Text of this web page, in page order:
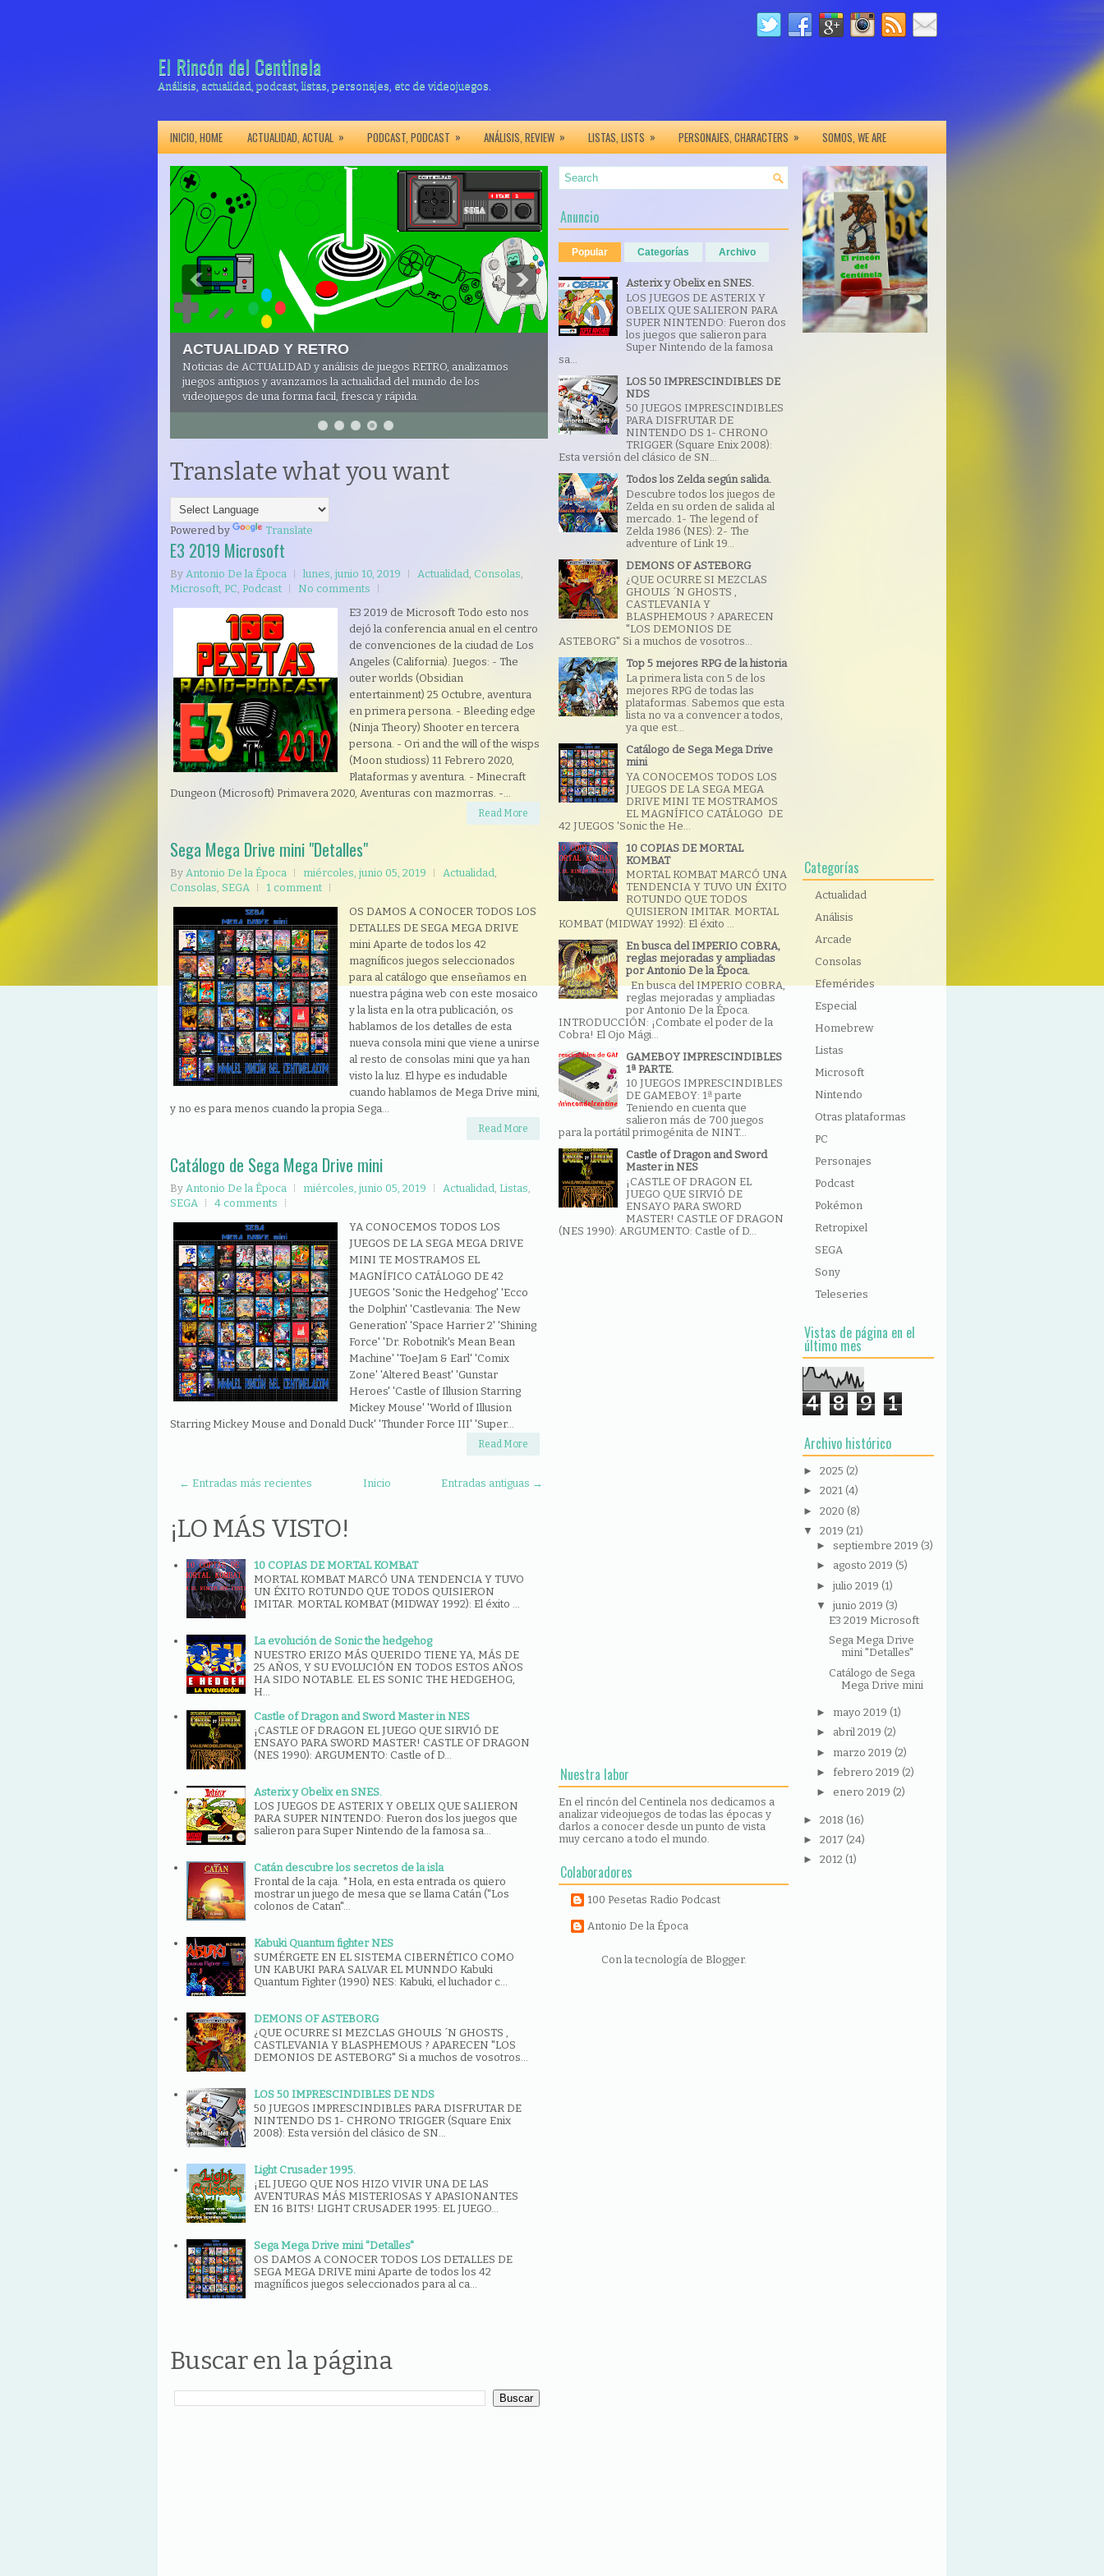
El Rincón del Centinela
Análisis, actualidad, podcast, listas, personajes, etc de videojuegos.
INICIO, HOME ACTUALIDAD, ACTUAL » PODCAST, PODCAST » ANÁLISIS, REVIEW » LISTAS, LISTS » PERSONAJES, CHARACTERS » SOMOS, WE ARE
ACTUALIDAD Y RETRO
Noticias de ACTUALIDAD y análisis de juegos RETRO, analizamos
juegos antiguos y avanzamos la actualidad del mundo de los
videojuegos de una forma facil, fresca y rápida.
Translate what you want
Powered by Translate
E3 2019 Microsoft
By Antonio De la Época lunes, junio 10, 2019 Actualidad Consolas
Microsoft PC Podcast
No comments
E3 2019 de Microsoft Todo esto nos
dejó la conferencia anual en el centro
de convenciones de la ciudad de Los
Angeles (California). Juegos: - The
outer worlds (Obsidian
entertainment) 25 Octubre, aventura
en primera persona. - Bleeding edge
(Ninja Theory) Shooter en tercera
persona. - Ori and the will of the wisps
(Moon studioss) 11 Febrero 2020,
Plataformas y aventura. - Minecraft
Dungeon (Microsoft) Primavera 2020, Aventuras con mazmorras. -...
Read More
Sega Mega Drive mini "Detalles"
By Antonio De la Época miércoles, junio 05, 2019 Actualidad
Consolas SEGA
1 comment
OS DAMOS A CONOCER TODOS LOS
DETALLES DE SEGA MEGA DRIVE
mini Aparte de todos los 42
magníficos juegos seleccionados
para al catálogo que enseñamos en
nuestra página web con este mosaico
y la lista en la otra publicación, os
hablamos de los detalles de esta
nueva consola mini que viene a unirse
al resto de consolas mini que ya han
visto la luz. El hype es indudable
cuando hablamos de Mega Drive mini,
y no es para menos cuando la propia Sega...
Read More
Catálogo de Sega Mega Drive mini
By Antonio De la Época miércoles, junio 05, 2019 Actualidad Listas
SEGA
4 comments
YA CONOCEMOS TODOS LOS
JUEGOS DE LA SEGA MEGA DRIVE
MINI TE MOSTRAMOS EL
MAGNÍFICO CATÁLOGO DE 42
JUEGOS 'Sonic the Hedgehog' 'Ecco
the Dolphin' 'Castlevania: The New
Generation' 'Space Harrier 2' 'Shining
Force' 'Dr. Robotnik's Mean Bean
Machine' 'ToeJam & Earl' 'Comix
Zone' 'Altered Beast' 'Gunstar
Heroes' 'Castle of Illusion Starring
Mickey Mouse' 'World of Illusion
Starring Mickey Mouse and Donald Duck' 'Thunder Force III' 'Super...
Read More
← Entradas más recientes Entradas antiguas →
Inicio
¡LO MÁS VISTO!
10 COPIAS DE MORTAL KOMBAT
MORTAL KOMBAT MARCÓ UNA TENDENCIA Y TUVO
UN ÉXITO ROTUNDO QUE TODOS QUISIERON
IMITAR. MORTAL KOMBAT (MIDWAY 1992): El éxito ...
La evolución de Sonic the hedgehog
NUESTRO ERIZO MÁS QUERIDO TIENE YA, MÁS DE
25 AÑOS, Y SU EVOLUCIÓN EN TODOS ESTOS AÑOS
HA SIDO NOTABLE. EL ES SONIC THE HEDGEHOG,
H...
Castle of Dragon and Sword Master in NES
¡CASTLE OF DRAGON EL JUEGO QUE SIRVIÓ DE
ENSAYO PARA SWORD MASTER! CASTLE OF DRAGON
(NES 1990): ARGUMENTO: Castle of D...
Asterix y Obelix en SNES.
LOS JUEGOS DE ASTERIX Y OBELIX QUE SALIERON
PARA SUPER NINTENDO: Fueron dos los juegos que
salieron para Super Nintendo de la famosa sa...
Catán descubre los secretos de la isla
Frontal de la caja. *Hola, en esta entrada os quiero
mostrar un juego de mesa que se llama Catán ("Los
colonos de Catan"...
Kabuki Quantum fighter NES
SUMÉRGETE EN EL SISTEMA CIBERNÉTICO COMO
UN KABUKI PARA SALVAR EL MUNNDO Kabuki
Quantum Fighter (1990) NES: Kabuki, el luchador c...
DEMONS OF ASTEBORG
¿QUE OCURRE SI MEZCLAS GHOULS ´N GHOSTS ,
CASTLEVANIA Y BLASPHEMOUS ? APARECEN "LOS
DEMONIOS DE ASTEBORG" Si a muchos de vosotros...
LOS 50 IMPRESCINDIBLES DE NDS
50 JUEGOS IMPRESCINDIBLES PARA DISFRUTAR DE
NINTENDO DS 1- CHRONO TRIGGER (Square Enix
2008): Esta versión del clásico de SN...
Light Crusader 1995.
¡EL JUEGO QUE NOS HIZO VIVIR UNA DE LAS
AVENTURAS MÁS MISTERIOSAS Y APASIONANTES
EN 16 BITS! LIGHT CRUSADER 1995: EL JUEGO...
Sega Mega Drive mini "Detalles"
OS DAMOS A CONOCER TODOS LOS DETALLES DE
SEGA MEGA DRIVE mini Aparte de todos los 42
magníficos juegos seleccionados para al ca...
Buscar en la página
Anuncio
Popular Categorías Archivo
Asterix y Obelix en SNES.
LOS JUEGOS DE ASTERIX Y
OBELIX QUE SALIERON PARA
SUPER NINTENDO: Fueron dos
los juegos que salieron para
Super Nintendo de la famosa
sa...
LOS 50 IMPRESCINDIBLES DE
NDS
50 JUEGOS IMPRESCINDIBLES
PARA DISFRUTAR DE
NINTENDO DS 1- CHRONO
TRIGGER (Square Enix 2008):
Esta versión del clásico de SN...
Todos los Zelda según salida.
Descubre todos los juegos de
Zelda en su orden de salida al
mercado. 1- The legend of
Zelda 1986 (NES): 2- The
adventure of Link 19...
DEMONS OF ASTEBORG
¿QUE OCURRE SI MEZCLAS
GHOULS ´N GHOSTS ,
CASTLEVANIA Y
BLASPHEMOUS ? APARECEN
"LOS DEMONIOS DE
ASTEBORG" Si a muchos de vosotros...
Top 5 mejores RPG de la historia
La primera lista con 5 de los
mejores RPG de todas las
plataformas. Sabemos que esta
lista no va a convencer a todos,
ya que est...
Catálogo de Sega Mega Drive
mini
YA CONOCEMOS TODOS LOS
JUEGOS DE LA SEGA MEGA
DRIVE MINI TE MOSTRAMOS
EL MAGNÍFICO CATÁLOGO DE
42 JUEGOS 'Sonic the He...
10 COPIAS DE MORTAL
KOMBAT
MORTAL KOMBAT MARCÓ UNA
TENDENCIA Y TUVO UN ÉXITO
ROTUNDO QUE TODOS
QUISIERON IMITAR. MORTAL
KOMBAT (MIDWAY 1992): El éxito ...
En busca del IMPERIO COBRA,
reglas mejoradas y ampliadas
por Antonio De la Época.
En busca del IMPERIO COBRA,
reglas mejoradas y ampliadas
por Antonio De la Época.
INTRODUCCIÓN: ¡Combate el poder de la
Cobra! El Ojo Mági...
GAMEBOY IMPRESCINDIBLES
1ª PARTE.
10 JUEGOS IMPRESCINDIBLES
DE GAMEBOY: 1ª parte
Teniendo en cuenta que
salieron más de 700 juegos
para la portátil primogénita de NINT...
Castle of Dragon and Sword
Master in NES
¡CASTLE OF DRAGON EL
JUEGO QUE SIRVIÓ DE
ENSAYO PARA SWORD
MASTER! CASTLE OF DRAGON
(NES 1990): ARGUMENTO: Castle of D...
Nuestra labor
En el rincón del Centinela nos dedicamos a
analizar videojuegos de todas las épocas y
darlos a conocer desde un punto de vista
muy cercano a todo el mundo.
Colaboradores
100 Pesetas Radio Podcast
Antonio De la Época
Con la tecnología de Blogger.
Categorías
Actualidad
Análisis
Arcade
Consolas
Efemérides
Especial
Homebrew
Listas
Microsoft
Nintendo
Otras plataformas
PC
Personajes
Podcast
Pokémon
Retropixel
SEGA
Sony
Teleseries
Vistas de página en el
último mes
4 8 9 1
Archivo histórico
► 2025 (2)
► 2021 (4)
► 2020 (8)
▼ 2019 (21)
► septiembre 2019 (3)
► agosto 2019 (5)
► julio 2019 (1)
▼ junio 2019 (3)
E3 2019 Microsoft
Sega Mega Drive
mini "Detalles"
Catálogo de Sega
Mega Drive mini
► mayo 2019 (1)
► abril 2019 (2)
► marzo 2019 (2)
► febrero 2019 (2)
► enero 2019 (2)
► 2018 (16)
► 2017 (24)
► 2012 (1)